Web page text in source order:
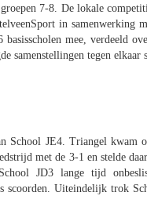
7-8. De lokale
in samenwerking
mee, verdeeld
samenstellingen tegen
JE4. Triangel kwam
met de 3-1 en stelde
JD3 lange tijd
scoorden. Uiteindelijk trok